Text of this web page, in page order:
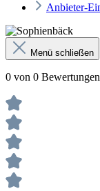
Anbieter-
Menü schließen
0 von 0 Bewertungen